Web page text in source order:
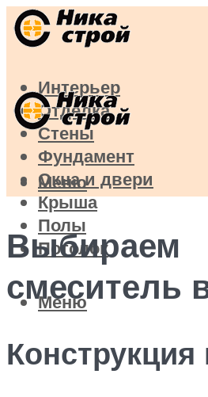
Интерьер
Отделка
Стены
Фундамент
Окна и двери
Крыша
Полы
Потолок
Меню
Меню
Выбираем
смеситель
Конструкция